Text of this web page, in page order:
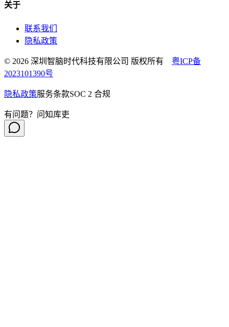
关于
联系我们
隐私政策
© 2026 深圳智脑时代科技有限公司 版权所有 粤ICP备
2023101390号
隐私政策服务条款SOC 2 合规
有问题？问知库吏